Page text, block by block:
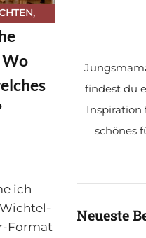
,
,
ich
Format
findest du
Inspiration
schönes
Neueste